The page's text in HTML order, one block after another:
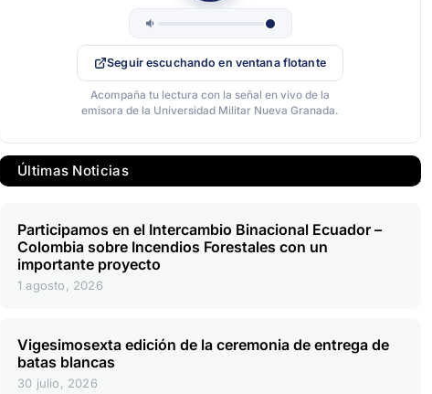
Seguir escuchando en ventana flotante
Acompaña tu lectura con la señal en vivo de la
emisora de la Universidad Militar Nueva Granada.
Últimas Noticias
Participamos en el Intercambio Binacional Ecuador –
Colombia sobre Incendios Forestales con un
importante proyecto
1 agosto, 2026
Vigesimosexta edición de la ceremonia de entrega de
batas blancas
30 julio, 2026